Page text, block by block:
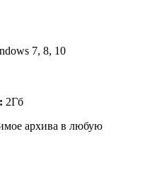
7, 8, 10
2Гб
архива в любую